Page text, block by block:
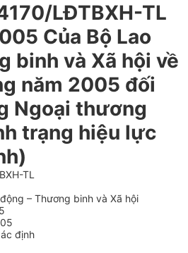
LĐTBXH-TL
Của Bộ Lao
binh và Xã hội về
năm 2005 đối
Ngoại thương
trạng hiệu lực
TL
– Thương binh và Xã hội
định